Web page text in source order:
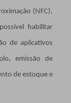
(NFC),
habilitar
de aplicativos
emissão de
de estoque e